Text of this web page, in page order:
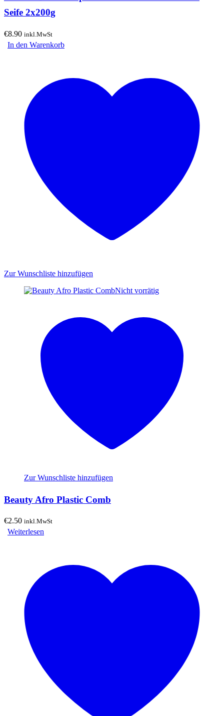
Seife 2x200g
€8.90 inkl.MwSt
In den Warenkorb
Zur Wunschliste hinzufügen
Nicht vorrätig
Zur Wunschliste hinzufügen
Beauty Afro Plastic Comb
€2.50 inkl.MwSt
Weiterlesen